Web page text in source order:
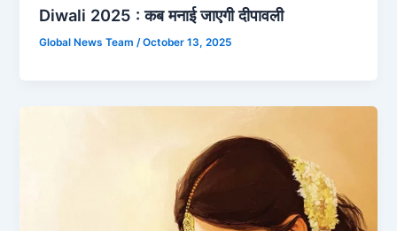
Diwali 2025 : कब मनाई जाएगी दीपावली
Global News Team/October 13, 2025